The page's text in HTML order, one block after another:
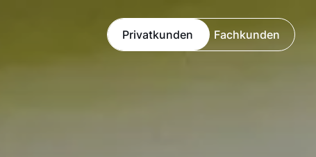
Privatkunden Fachkunden